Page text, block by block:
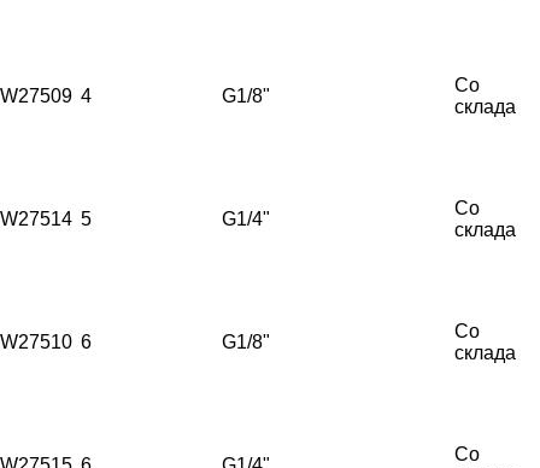
W27509 4 G1/8"
Со
склада
W27514 5 G1/4"
Со
склада
W27510 6 G1/8"
Со
склада
Со